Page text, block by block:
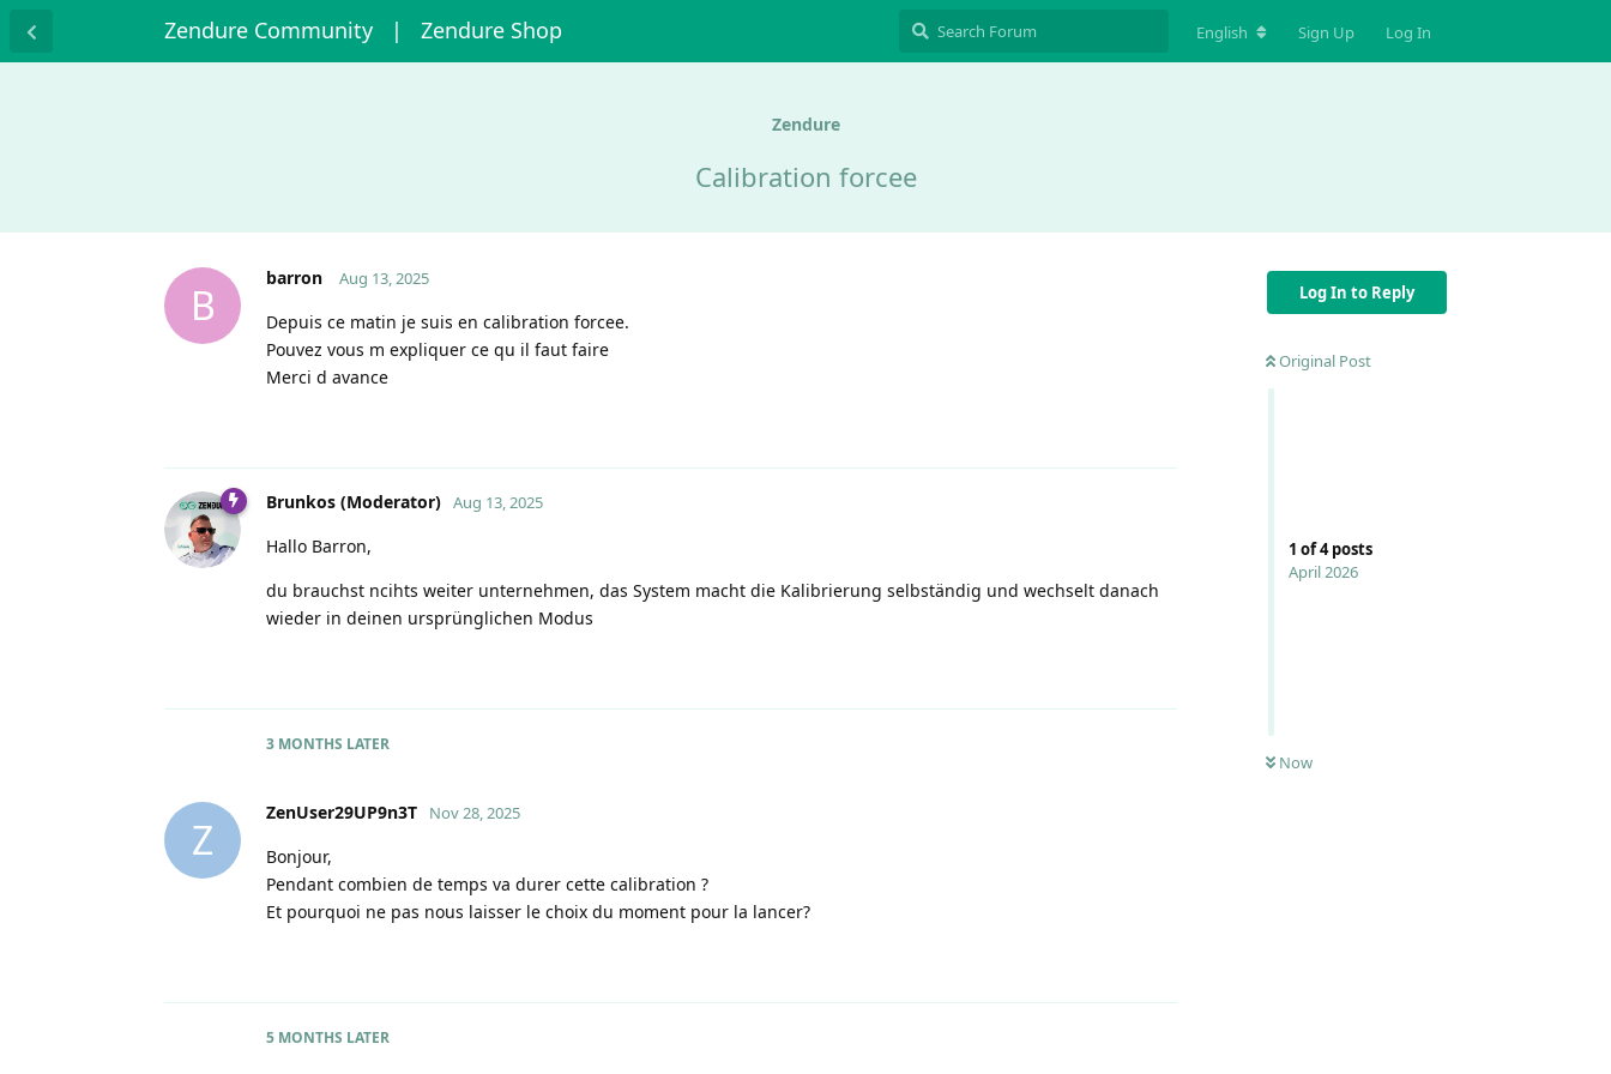
Zendure Community | Zendure Shop English Sign Up Log In
Zendure
Calibration forcee
Log In to Reply
Original Post
1 of4posts
April 2026
Now
B
barron Aug 13, 2025
Depuis ce matin je suis en calibration forcee.
Pouvez vous m expliquer ce qu il faut faire
Merci d avance
Brunkos (Moderator) Aug 13, 2025
Hallo Barron,
du brauchst ncihts weiter unternehmen, das System macht die Kalibrierung selbständig und wechselt danach
wieder in deinen ursprünglichen Modus
3 MONTHS LATER
Z
ZenUser29UP9n3T Nov 28, 2025
Bonjour,
Pendant combien de temps va durer cette calibration ?
Et pourquoi ne pas nous laisser le choix du moment pour la lancer?
5 MONTHS LATER